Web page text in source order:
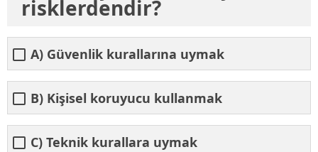
risklerdendir?
A) Güvenlik kurallarına uymak
B) Kişisel koruyucu kullanmak
C) Teknik kurallara uymak